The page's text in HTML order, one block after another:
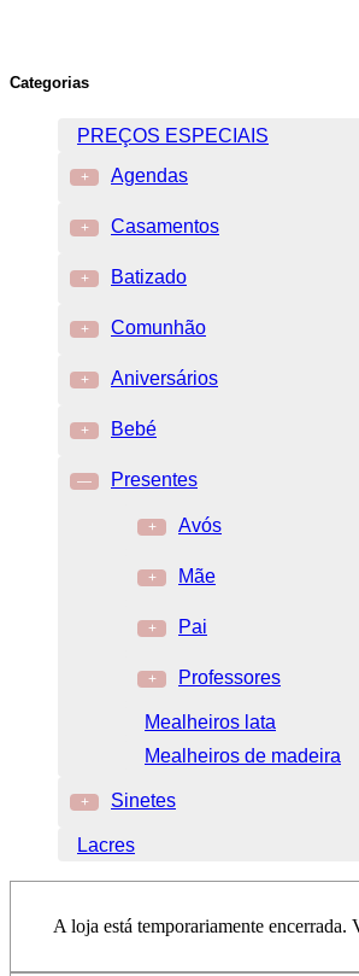
Categorias
PREÇOS ESPECIAIS
+ Agendas
+ Casamentos
+ Batizado
+ Comunhão
+ Aniversários
+ Bebé
— Presentes
+ Avós
+ Mãe
+ Pai
+ Professores
Mealheiros lata
Mealheiros de madeira
+ Sinetes
Lacres
A loja está temporariamente encerrada.